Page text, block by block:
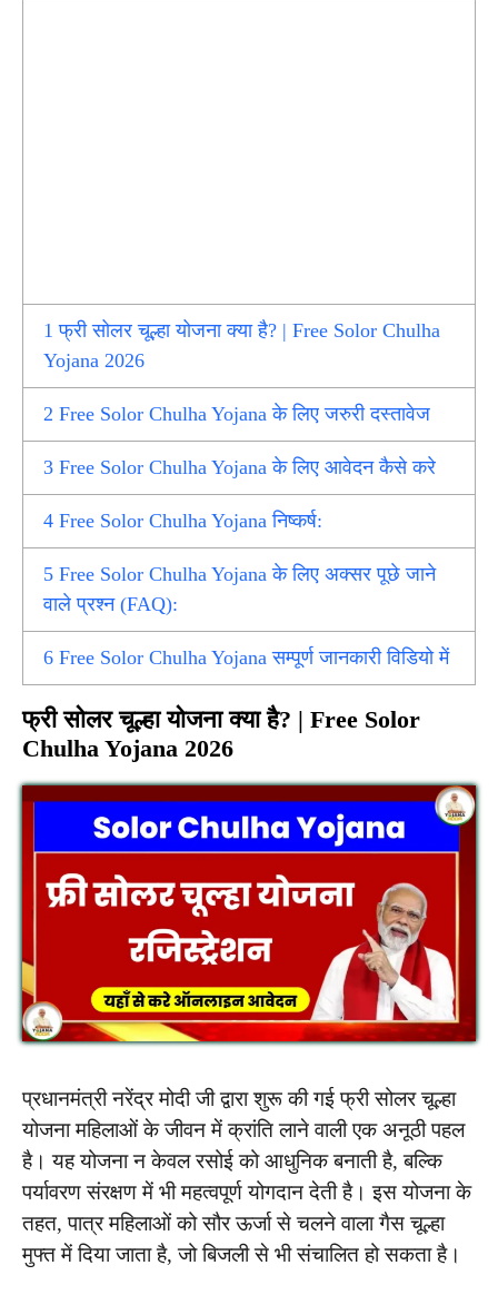
1 फ्री सोलर चूल्हा योजना क्या है? | Free Solor Chulha
Yojana 2026
2 Free Solor Chulha Yojana के लिए जरुरी दस्तावेज
3 Free Solor Chulha Yojana के लिए आवेदन कैसे करे
4 Free Solor Chulha Yojana निष्कर्ष:
5 Free Solor Chulha Yojana के लिए अक्सर पूछे जाने
वाले प्रश्न (FAQ):
6 Free Solor Chulha Yojana सम्पूर्ण जानकारी विडियो में
फ्री सोलर चूल्हा योजना क्या है? | Free Solor
Chulha Yojana 2026
प्रधानमंत्री नरेंद्र मोदी जी द्वारा शुरू की गई फ्री सोलर चूल्हा
योजना महिलाओं के जीवन में क्रांति लाने वाली एक अनूठी पहल
है। यह योजना न केवल रसोई को आधुनिक बनाती है, बल्कि
पर्यावरण संरक्षण में भी महत्वपूर्ण योगदान देती है। इस योजना के
तहत, पात्र महिलाओं को सौर ऊर्जा से चलने वाला गैस चूल्हा
मुफ्त में दिया जाता है, जो बिजली से भी संचालित हो सकता है।